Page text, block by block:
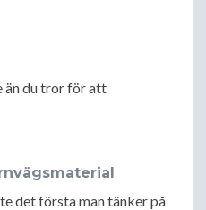
än du tror för att
det första man tänker på